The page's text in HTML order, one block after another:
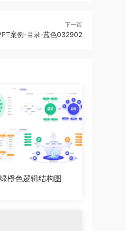
下一篇
案例-目录-蓝色032902
橙色逻辑结构图